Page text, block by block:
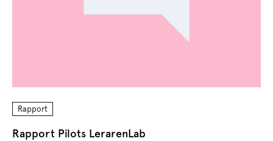
Rapport
Rapport Pilots LerarenLab